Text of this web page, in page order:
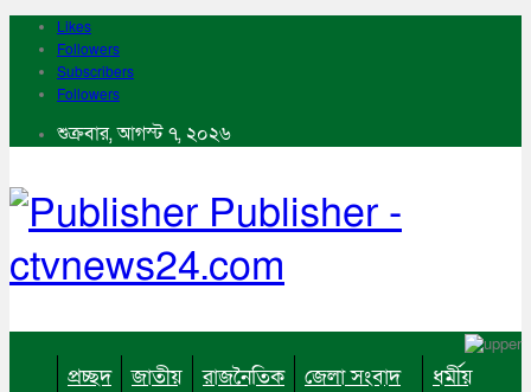
Likes
Followers
Subscribers
Followers
শুক্রবার, আগস্ট ৭, ২০২৬
Publisher -
ctvnews24.com
প্রচ্ছদ জাতীয় রাজনৈতিক জেলা সংবাদ ধর্মীয়